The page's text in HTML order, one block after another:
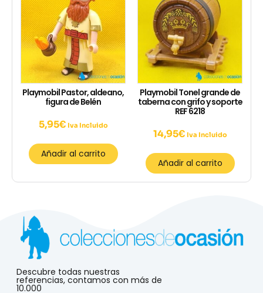
Playmobil Pastor, aldeano,
figura de Belén
5,95€ Iva Incluido
Añadir al carrito
Playmobil Tonel grande de
taberna con grifo y soporte
REF 6218
14,95€ Iva Incluido
Añadir al carrito
Descubre todas nuestras
referencias, contamos con más de
10.000